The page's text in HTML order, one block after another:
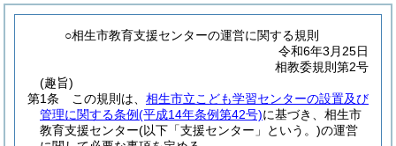
○相生市教育支援センターの運営に関する規則
令和6年3月25日
相教委規則第2号
(趣旨)
第1条
この規則は、 相生市立こども学習センターの設置及び
管理に関する条例(平成14年条例第42号)に基づき、相生市
教育支援センター(以下「支援センター」という。)の運営